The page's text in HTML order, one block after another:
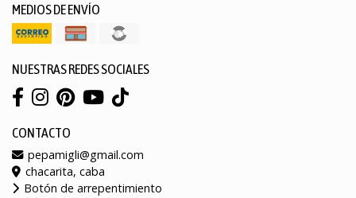
MEDIOS DE ENVÍO
NUESTRAS REDES SOCIALES
CONTACTO
pepamigli@gmail.com
chacarita, caba
Botón de arrepentimiento